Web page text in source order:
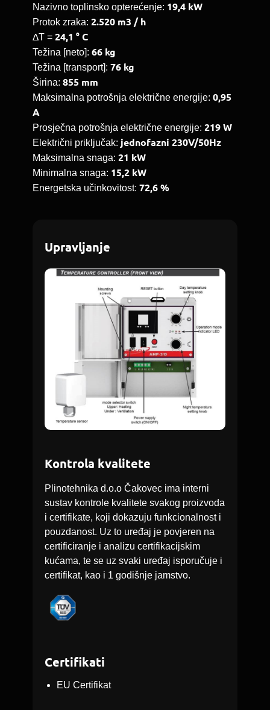
Nazivno toplinsko opterećenje: 19,4 kW
Protok zraka: 2.520 m3 / h
ΔT = 24,1 ° C
Težina [neto]: 66 kg
Težina [transport]: 76 kg
Širina: 855 mm
Maksimalna potrošnja električne energije: 0,95
A
Prosječna potrošnja električne energije: 219 W
Električni priključak: jednofazni 230V/50Hz
Maksimalna snaga: 21 kW
Minimalna snaga: 15,2 kW
Energetska učinkovitost: 72,6 %
Upravljanje
Kontrola kvalitete
Plinotehnika d.o.o Čakovec ima interni
sustav kontrole kvalitete svakog proizvoda
i certifikate, koji dokazuju funkcionalnost i
pouzdanost. Uz to uređaj je povjeren na
certificiranje i analizu certifikacijskim
kućama, te se uz svaki uređaj isporučuje i
certifikat, kao i 1 godišnje jamstvo.
Certifikati
EU Certifikat